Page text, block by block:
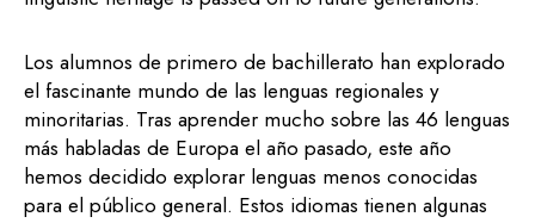
Los alumnos de primero de bachillerato han explorado
el fascinante mundo de las lenguas regionales y
minoritarias. Tras aprender mucho sobre las 46 lenguas
más habladas de Europa el año pasado, este año
hemos decidido explorar lenguas menos conocidas
para el público general. Estos idiomas tienen algunas